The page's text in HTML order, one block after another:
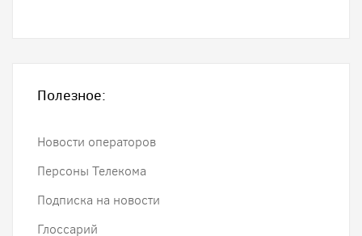
Полезное:
Новости операторов
Персоны Телекома
Подписка на новости
Глоссарий